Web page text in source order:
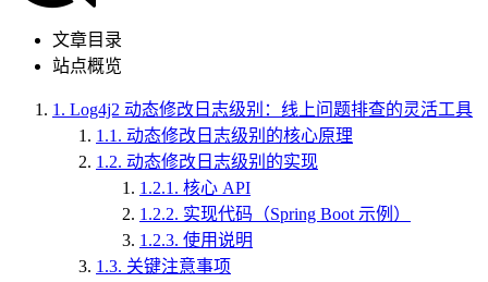
文章目录
站点概览
1. Log4j2 动态修改日志级别：线上问题排查的灵活工具
1.1. 动态修改日志级别的核心原理
1.2. 动态修改日志级别的实现
1.2.1. 核心 API
1.2.2. 实现代码（Spring Boot 示例）
1.2.3. 使用说明
1.3. 关键注意事项